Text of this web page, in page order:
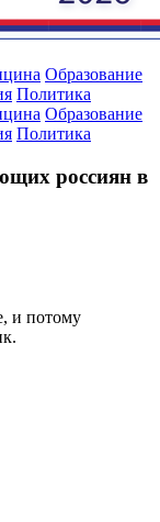
Образование
Политика
Образование
Политика
россиян в
и потому